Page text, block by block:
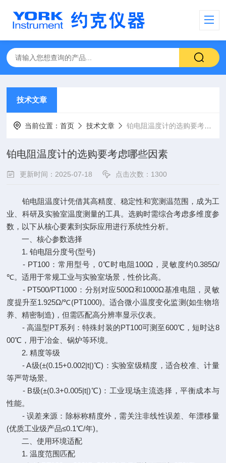
技术文章
当前位置：首页 技术文章 铂电阻温度计的选购要考虑哪些因素
铂电阻温度计的选购要考虑哪些因素
更新时间：2025-07-18 点击次数：1300
铂电阻温度计凭借其高精度、稳定性和宽测温范围，成为工
业、科研及实验室温度测量的工具。选购时需综合考虑多维度参
数，以下从核心要素到实际应用进行系统性分析。
一、核心参数选择
1. 铂电阻分度号(型号)
- PT100：常用型号，0℃时电阻100Ω，灵敏度约0.385Ω/
℃。适用于常规工业与实验室场景，性价比高。
- PT500/PT1000：分别对应500Ω和1000Ω基准电阻，灵敏
度提升至1.925Ω/℃(PT1000)。适合微小温度变化监测(如生物培
养、精密制造)，但需匹配高分辨率显示仪表。
- 高温型PT系列：特殊封装的PT100可测至600℃，短时达8
00℃，用于冶金、锅炉等环境。
2. 精度等级
- A级(±(0.15+0.002|t|)℃)：实验室级精度，适合校准、计量
等严苛场景。
- B级(±(0.3+0.005|t|)℃)：工业现场主流选择，平衡成本与
性能。
- 误差来源：除标称精度外，需关注非线性误差、年漂移量
(优质工业级产品≤0.1℃/年)。
二、使用环境适配
1. 温度范围匹配